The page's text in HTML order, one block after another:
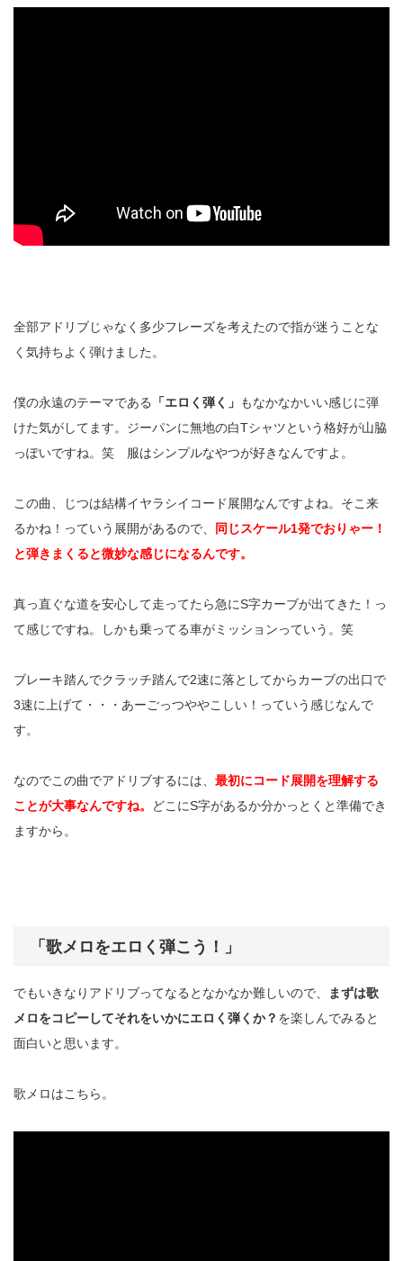
全部アドリブじゃなく多少フレーズを考えたので指が迷うことな
く気持ちよく弾けました。
僕の永遠のテーマである 「エロく弾く」 もなかなかいい感じに弾
けた気がしてます。ジーパンに無地の白Tシャツという格好が山脇
っぽいですね。笑 服はシンプルなやつが好きなんですよ。
この曲、じつは結構イヤラシイコード展開なんですよね。そこ来
るかね！っていう展開があるので、
同じスケール1発でおりゃー！
と弾きまくると微妙な感じになるんです。
真っ直ぐな道を安心して走ってたら急にS字カーブが出てきた！っ
て感じですね。しかも乗ってる車がミッションっていう。笑
ブレーキ踏んでクラッチ踏んで2速に落としてからカーブの出口で
3速に上げて・・・あーごっつややこしい！っていう感じなんで
す。
なのでこの曲でアドリブするには、 最初にコード展開を理解する
ことが大事なんですね。
どこにS字があるか分かっとくと準備でき
ますから。
「歌メロをエロく弾こう！」
でもいきなりアドリブってなるとなかなか難しいので、
まずは歌
メロをコピーしてそれをいかにエロく弾くか？ を楽しんでみると
面白いと思います。
歌メロはこちら。